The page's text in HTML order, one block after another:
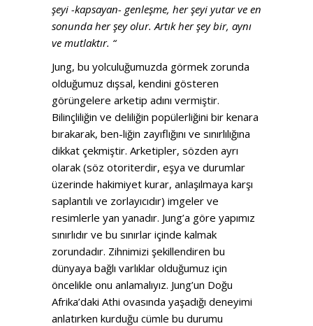
şeyi -kapsayan- genleşme, her şeyi yutar ve en
sonunda her şey olur. Artık her şey bir, aynı
ve mutlaktır. “
Jung, bu yolculuğumuzda görmek zorunda
olduğumuz dışsal, kendini gösteren
görüngelere arketip adını vermiştir.
Bilinçliliğin ve deliliğin popülerliğini bir kenara
bırakarak, ben-liğin zayıflığını ve sınırlılığına
dikkat çekmiştir. Arketipler, sözden ayrı
olarak (söz otoriterdir, eşya ve durumlar
üzerinde hakimiyet kurar, anlaşılmaya karşı
saplantılı ve zorlayıcıdır) imgeler ve
resimlerle yan yanadır. Jung’a göre yapımız
sınırlıdır ve bu sınırlar içinde kalmak
zorundadır. Zihnimizi şekillendiren bu
dünyaya bağlı varlıklar olduğumuz için
öncelikle onu anlamalıyız. Jung’un Doğu
Afrika’daki Athi ovasında yaşadığı deneyimi
anlatırken kurduğu cümle bu durumu